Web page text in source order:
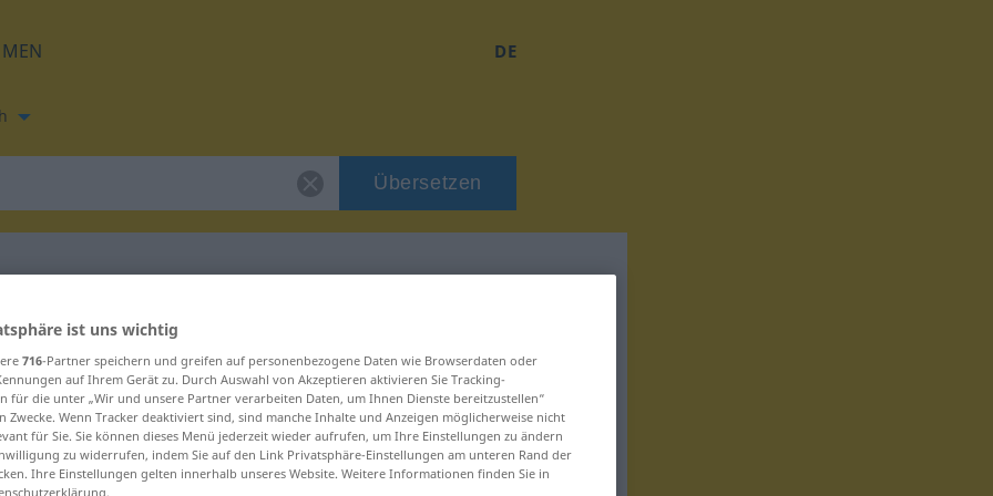
DE
Übersetzen
für "hip-hop"
ist uns wichtig
716-Partner speichern und greifen auf personenbezogene Daten wie Browserdaten oder
auf Ihrem Gerät zu. Durch Auswahl von Akzeptieren aktivieren Sie Tracking-
für die unter „Wir und unsere Partner verarbeiten Daten, um Ihnen Dienste bereitzustellen“
Zwecke. Wenn Tracker deaktiviert sind, sind manche Inhalte und Anzeigen möglicherweise nicht
für Sie. Sie können dieses Menü jederzeit wieder aufrufen, um Ihre Einstellungen zu ändern
zu widerrufen, indem Sie auf den Link Privatsphäre-Einstellungen am unteren Rand der
Ihre Einstellungen gelten innerhalb unseres Website. Weitere Informationen finden Sie in